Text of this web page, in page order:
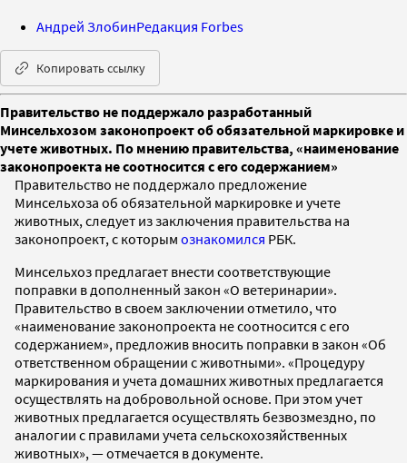
Андрей ЗлобинРедакция Forbes
Копировать ссылку
Правительство не поддержало разработанный
Минсельхозом законопроект об обязательной маркировке и
учете животных. По мнению правительства, «наименование
законопроекта не соотносится с его содержанием»
Правительство не поддержало предложение
Минсельхоза об обязательной маркировке и учете
животных, следует из заключения правительства на
законопроект, с которым ознакомился РБК.
Минсельхоз предлагает внести соответствующие
поправки в дополненный закон «О ветеринарии».
Правительство в своем заключении отметило, что
«наименование законопроекта не соотносится с его
содержанием», предложив вносить поправки в закон «Об
ответственном обращении с животными». «Процедуру
маркирования и учета домашних животных предлагается
осуществлять на добровольной основе. При этом учет
животных предлагается осуществлять безвозмездно, по
аналогии с правилами учета сельскохозяйственных
животных», — отмечается в документе.